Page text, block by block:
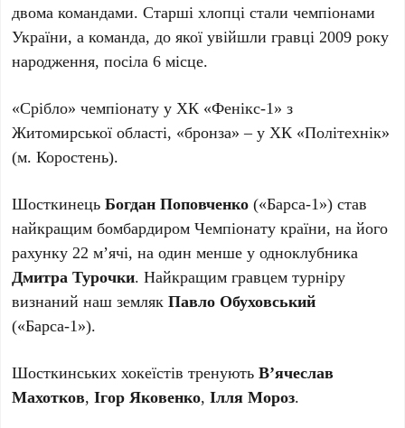
двома командами. Старші хлопці стали чемпіонами
України, а команда, до якої увійшли гравці 2009 року
народження, посіла 6 місце.
«Срібло» чемпіонату у ХК «Фенікс-1» з
Житомирської області, «бронза» – у ХК «Політехнік»
(м. Коростень).
ШосткинецьБогдан Поповченко(«Барса-1») став
найкращим бомбардиром Чемпіонату країни, на його
рахунку 22 м’ячі, на один менше у одноклубника
Дмитра Турочки. Найкращим гравцем турніру
визнаний наш землякПавло Обуховський
(«Барса-1»).
Шосткинських хокеїстів тренуютьВ’ячеслав
Махотков,Ігор Яковенко,Ілля Мороз.